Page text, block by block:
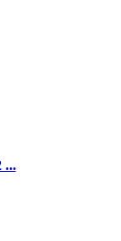
...